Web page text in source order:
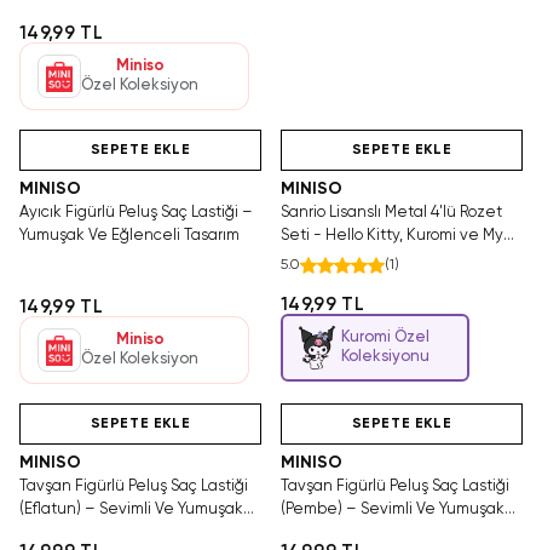
149,99 TL
Miniso
Özel Koleksiyon
Tükenmeden Satın Al
SEPETE EKLE
MINISO
Ayıcık Figürlü Peluş Saç Lastiği –
Yumuşak Ve Eğlenceli Tasarım
149,99 TL
Miniso
Özel Koleksiyon
SEPETE EKLE
MINISO
Sanrio Lisanslı Metal 4'lü Rozet
Seti - Hello Kitty, Kuromi ve My
Melody Figürlü Çanta Aksesuarı
5.0 (1 )
149,99 TL
Kuromi Özel
Koleksiyonu
SEPETE EKLE
MINISO
Tavşan Figürlü Peluş Saç Lastiği
(Eflatun) – Sevimli Ve Yumuşak
SEPETE EKLE
MINISO
Tavşan Figürlü Peluş Saç Lastiği
(Pembe) – Sevimli Ve Yumuşak